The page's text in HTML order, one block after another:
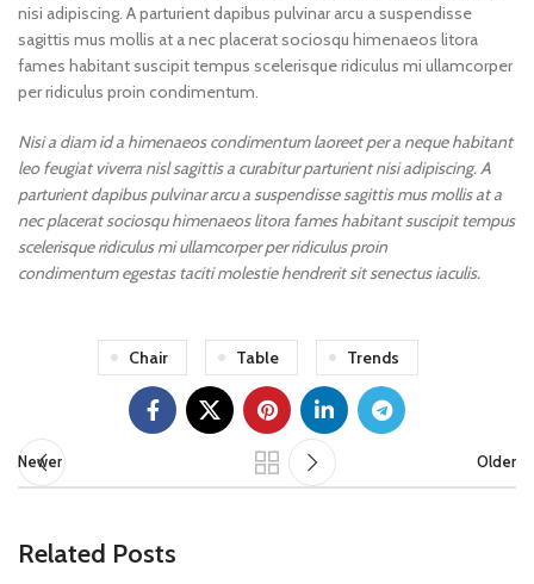
nisi adipiscing. A parturient dapibus pulvinar arcu a suspendisse
sagittis mus mollis at a nec placerat sociosqu himenaeos litora
fames habitant suscipit tempus scelerisque ridiculus mi ullamcorper
per ridiculus proin condimentum.
Nisi a diam id a himenaeos condimentum laoreet per a neque habitant
leo feugiat viverra nisl sagittis a curabitur parturient nisi adipiscing. A
parturient dapibus pulvinar arcu a suspendisse sagittis mus mollis at a
nec placerat sociosqu himenaeos litora fames habitant suscipit tempus
scelerisque ridiculus mi ullamcorper per ridiculus proin
condimentum egestas taciti molestie hendrerit sit senectus iaculis.
Chair Table Trends
Newer Older
Related Posts